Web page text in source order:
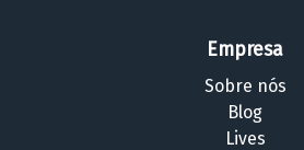
Empresa
Sobre nós
Blog
Lives